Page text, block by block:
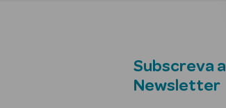
Subscreva a
Newsletter